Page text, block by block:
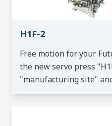
H1F-2
Free motion for your
the new servo press
"manufacturing site"